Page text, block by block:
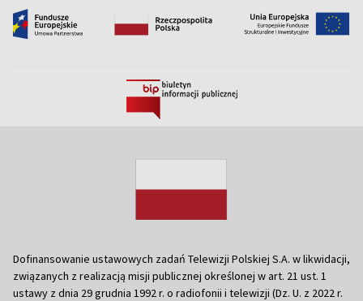
Dofinansowanie ustawowych zadań Telewizji Polskiej S.A. w likwidacji,
związanych z realizacją misji publicznej określonej w art. 21 ust. 1
ustawy z dnia 29 grudnia 1992 r. o radiofonii i telewizji (Dz. U. z 2022 r.